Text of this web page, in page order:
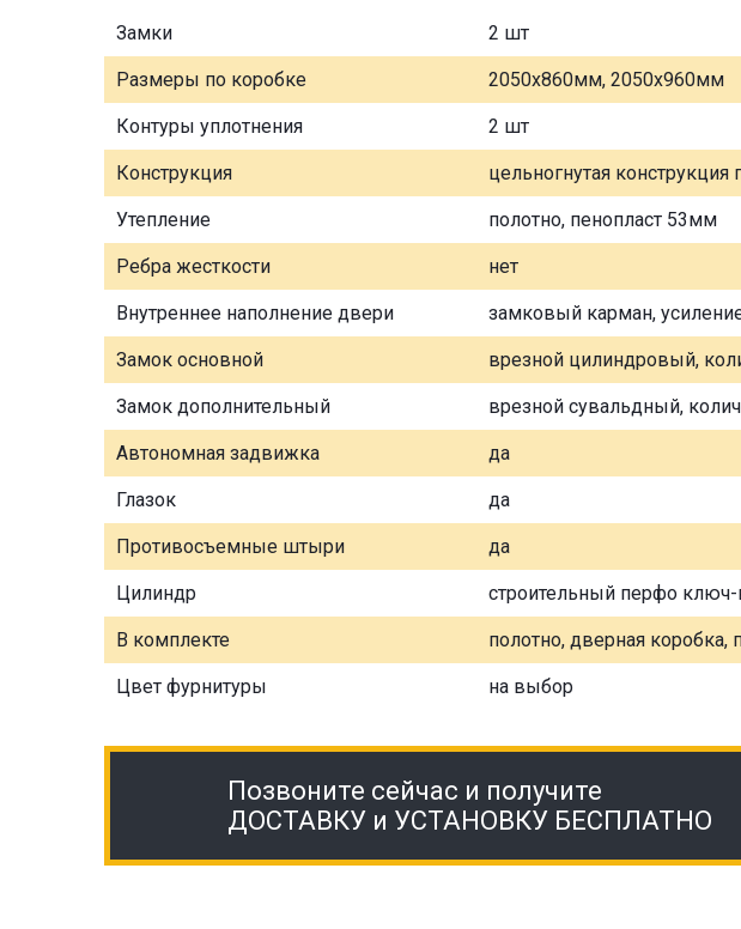
Замки 2 шт
Размеры по коробке 2050х860мм, 2050х960мм
Контуры уплотнения 2 шт
Конструкция цельногнутая
Утепление полотно, пенопласт 53мм
Ребра жесткости нет
Внутреннее наполнение двери замковый карман,
Замок основной врезной цилиндровый,
Замок дополнительный врезной сувальдный,
Автономная задвижка да
Глазок да
Противосъемные штыри да
Цилиндр строительный перфо
В комплекте полотно, дверная коробка,
Цвет фурнитуры на выбор
Позвоните сейчас и получите
ДОСТАВКУ и УСТАНОВКУ БЕСПЛАТНО